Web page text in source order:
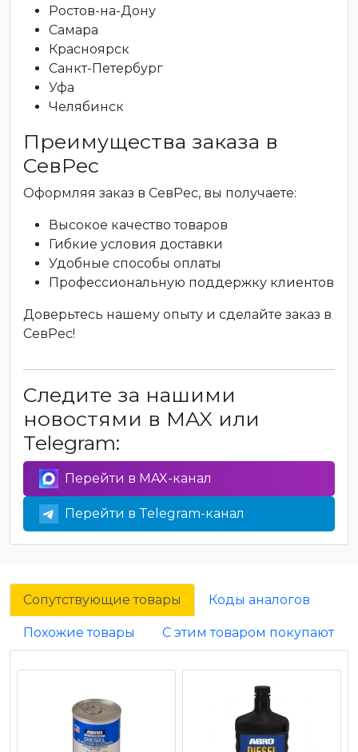
Ростов-на-Дону
Самара
Красноярск
Санкт-Петербург
Уфа
Челябинск
Преимущества заказа в
СевРес
Оформляя заказ в СевРес, вы получаете:
Высокое качество товаров
Гибкие условия доставки
Удобные способы оплаты
Профессиональную поддержку клиентов
Доверьтесь нашему опыту и сделайте заказ в
СевРес!
Следите за нашими
новостями в MAX или
Telegram:
Перейти в MAX-канал
Перейти в Telegram-канал
Сопутствующие товары Коды аналогов
Похожие товары С этим товаром покупают